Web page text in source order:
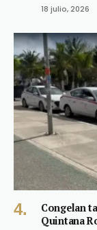
18 julio, 2026
Congelan
Quintana